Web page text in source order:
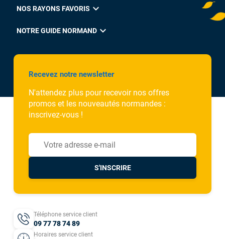
NOS RAYONS FAVORIS expand_more
NOTRE GUIDE NORMAND expand_more
Recevez notre newsletter
N'attendez plus pour recevoir nos offres
promos et les nouveautés normandes :
inscrivez-vous !
S'INSCRIRE
Téléphone service client
09 77 78 74 89
Horaires service client